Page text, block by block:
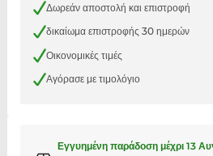
Δωρεάν αποστολή και επιστροφή
δικαίωμα επιστροφής 30 ημερών
Οικονομικές τιμές
Αγόρασε με τιμολόγιο
Εγγυημένη παράδοση μέχρι 13